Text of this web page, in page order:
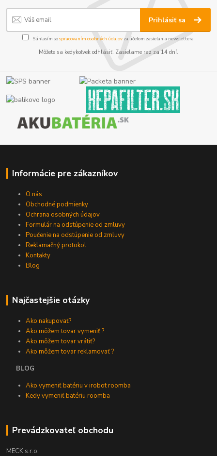
Prihlásiť sa
Súhlasím sospracovaním osobných údajov za účelom zasielania newslettera.
Môžete sa kedykoľvek odhlásiť. Zasielame raz za 14 dní.
Informácie pre zákazníkov
O nás
Obchodné podmienky
Ochrana osobných údajov
Formulár na odstúpenie od zmluvy
Poučenie na odstúpenie od zmluvy
Reklamačný protokol
Kontakty
Blog
Najčastejšie otázky
Ako nakupovať?
Ako môžem tovar vymeniť ?
Ako môžem tovar vrátiť?
Ako môžem tovar reklamovať ?
BLOG
Ako vymeniť batériu v irobot roomba
Kedy vymeniť batériu roomba
Prevádzkovateľ obchodu
MECK s.r.o.